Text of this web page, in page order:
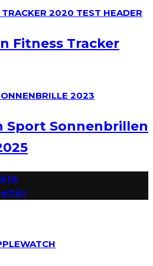
Fitness Tracker
Sport Sonnenbrillen